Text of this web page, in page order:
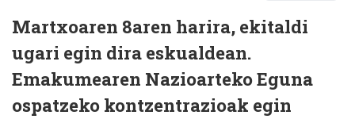
Martxoaren 8aren harira, ekitaldi
ugari egin dira eskualdean.
Emakumearen Nazioarteko Eguna
ospatzeko kontzentrazioak egin